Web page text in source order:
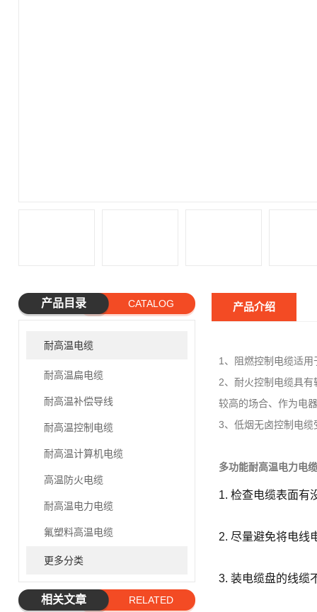
产品目录 CATALOG
耐高温电缆
耐高温扁电缆
耐高温补偿导线
耐高温控制电缆
耐高温计算机电缆
高温防火电缆
耐高温电力电缆
氟塑料高温电缆
更多分类
相关文章
RELATED
产品介绍
1、阻燃控制电缆适
2、耐火控制电缆具
较高的场合、作为电
3、低烟无卤控制电
多功能耐高温电力电缆
1. 检查电缆表面有
2. 尽量避免将电线
3. 装电缆盘的线缆